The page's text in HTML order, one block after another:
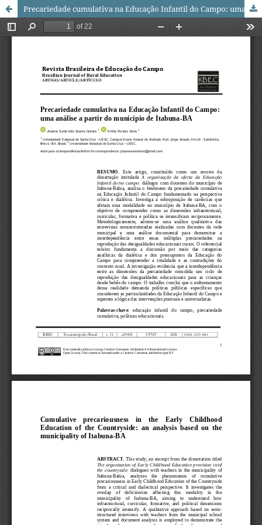
Precariedade cumulativa na Educação Infantil do Campo: uma análise a partir do município de Itabuna-BA